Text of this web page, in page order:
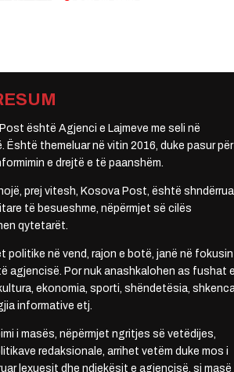
është Agjenci e Lajmeve me seli në
Është themeluar në vitin 2016, duke pasur për
e drejtë e të paanshëm.
prej vitesh, Kosova Post, është
të besueshme, nëpërmjet së cilës
qytetarët.
politike në vend, rajon e botë, janë në fokusin
agjencisë. Por nuk anashkalohen as fushat e
ekonomia, sporti, shëndetësia,
informative etj.
i masës, nëpërmjet ngritjes së vetëdijes,
redaksionale, arrihet vetëm duke mos i
lexuesit dhe ndjekësit e agjencisë, si masë